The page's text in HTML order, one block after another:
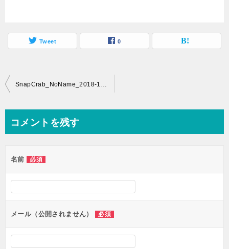
Tweet 0
投
ビ
ー
シ
ン
SnapCrab_NoName_2018-10-14_20-35-51_No-00
コメントを残す
名前 必須
メール（公開されません） 必須